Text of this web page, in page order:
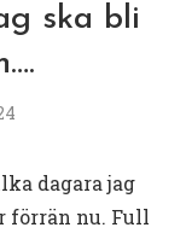
ska bli
dagara jag
nu. Full